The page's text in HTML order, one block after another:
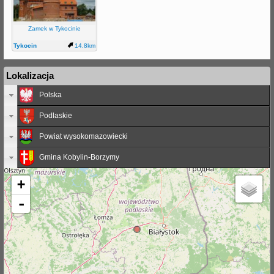
Zamek w Tykocinie
Tykocin 14.8km
Lokalizacja
Polska
Podlaskie
Powiat wysokomazowiecki
Gmina Kobylin-Borzymy
+
-